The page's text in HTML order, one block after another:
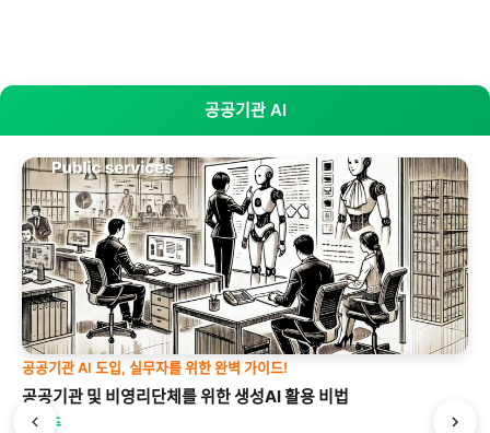
공공기관 AI
공공기관 AI 도입, 실무자를 위한 완벽 가이드!
공공기관 및 비영리단체를 위한 생성AI 활용 비법
박형주